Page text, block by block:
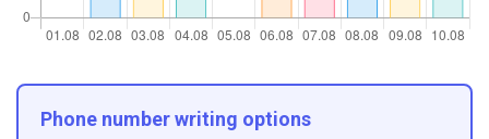
Phone number writing options